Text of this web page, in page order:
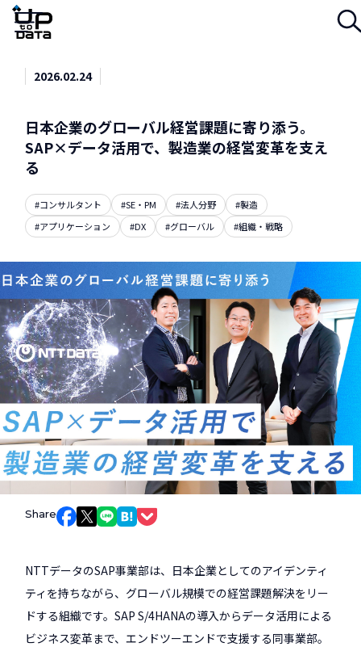
Menu
2026.02.24
日本企業のグローバル経営課題に寄り添う。
SAP×データ活用で、製造業の経営変革を支え
る
#コンサルタント #SE・PM #法人分野
#製造
#アプリケーション
#DX #グローバル #組織・戦略
Share Facebookでシェア
Xでシェア
LINEでシェア
はてなブックマークでシェア
NTTデータのSAP事業部は、日本企業としてのアイデンティ
ティを持ちながら、グローバル規模での経営課題解決をリー
ドする組織です。SAP S/4HANAの導入からデータ活用による
ビジネス変革まで、エンドツーエンドで支援する同事業部。